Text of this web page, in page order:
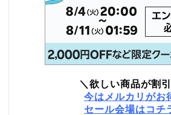
＼欲しい商品が割
今はメルカリがお
セール会場はコチ